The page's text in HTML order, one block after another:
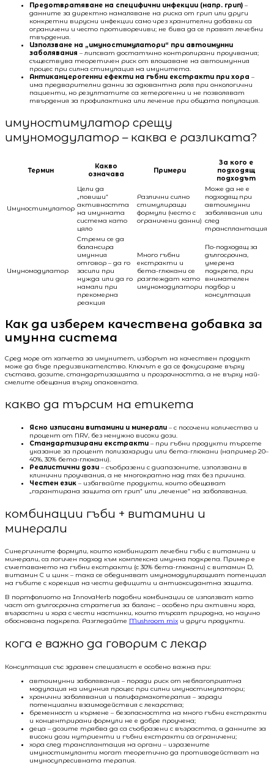
Предотвратяване на специфични инфекции (напр. грип) –
данните за директно намаляване на риска от грип или други
конкретни вирусни инфекции само чрез хранителни добавки са
ограничени и често противоречиви; не бива да се правят лечебни
твърдения.
Използване на „имуностимулатори“ при автоимунни
заболявания – липсват достатъчно контролирани проучвания;
съществува теоретичен риск от влошаване на автоимунния
процес при силна стимулация на имунитета.
Антиканцерогенни ефекти на гъбни екстракти при хора –
има предварителни данни за адювантна роля при онкологични
пациенти, но резултатите са хетерогенни и не позволяват
твърдения за профилактика или лечение при общата популация.
имуностимулатор срещу
имуномодулатор – каква е разликата?
Термин
Какво
означава
Примери
За кого е
подходящ
подходът
Имуностимулатор
Цели да
„повиши“
активността
на имунната
система като
цяло
Различни силно
стимулиращи
формули (често с
ограничени данни)
Може да не е
подходящ при
автоимунни
заболявания или
след
трансплантация
Имуномодулатор
Стреми се да
балансира
имунния
отговор – да го
засили при
нужда или да го
намали при
прекомерна
реакция
Много гъбни
екстракти и
бета-глюкани се
разглеждат като
имуномодулатори
По-подходящ за
дългосрочна,
умерена
подкрепа, при
внимателен
подбор и
консултация
Как да изберем качествена добавка за
имунна система
Сред море от хапчета за имунитет, изборът на качествен продукт
може да бъде предизвикателство. Ключът е да се фокусираме върху
състава, дозите, стандартизацията и прозрачността, а не върху най-
смелите обещания върху опаковката.
какво да търсим на етикета
Ясно изписани витамини и минерали – с посочени количества и
процент от NRV, без ненужно високи дози.
Стандартизирани екстракти – при гъбни продукти търсете
указание за процент полизахариди или бета-глюкани (например 20–
40%, 30% бета-глюкани).
Реалистични дози – съобразени с диапазоните, използвани в
клинични проучвания, а не многократно над тях без причина.
Честен език – избягвайте продукти, които обещават
„гарантирана защита от грип“ или „лечение“ на заболявания.
комбинации гъби + витамини и
минерали
Синергичните формули, които комбинират лечебни гъби с витамини и
минерали, са логичен подход към комплексна имунна подкрепа. Пример е
съчетаването на гъбни екстракти (с 30% бета-глюкани) с витамин D,
витамин C и цинк – така се обединяват имуномодулиращият потенциал
на гъбите с корекция на чести дефицити и антиоксидантна защита.
В портфолиото на InnovaHerb подобни комбинации се използват като
част от дългосрочна стратегия за баланс – особено при активни хора,
възрастни и хора с чести настинки, които търсят природна, но научно
обоснована подкрепа. Разгледайте Mushroom mix и други продукти.
кога е важно да говорим с лекар
Консултация със здравен специалист е особено важна при:
автоимунни заболявания – поради риск от неблагоприятна
модулация на имунния процес при силни имуностимулатори;
хронични заболявания и полифармакотерапия – заради
потенциални взаимодействия с лекарства;
бременност и кърмене – безопасността на много гъбни екстракти
и концентрирани формули не е добре проучена;
деца – дозите трябва да са съобразени с възрастта, а данните за
високи дози нутриенти и гъбни екстракти са ограничени;
хора след трансплантация на органи – изразените
имуностимуланти могат теоретично да противодействат на
имуносупресивната терапия.